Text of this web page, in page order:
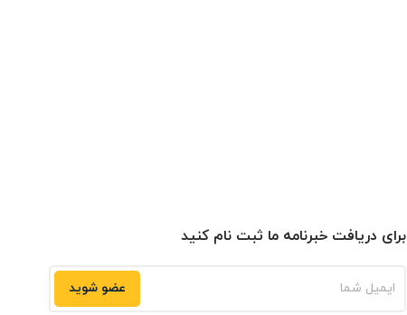
برای دریافت خبرنامه ما ثبت نام کنید
عضو شوید